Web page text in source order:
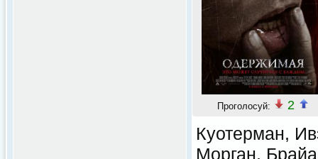
Проголосуй: 2
Куотерман,
Морган,